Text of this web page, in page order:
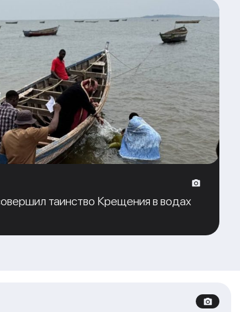
таинство Крещения в водах